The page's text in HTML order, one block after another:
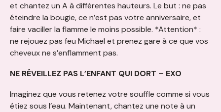
et chantez un A à différentes hauteurs. Le but : ne pas
éteindre la bougie, ce n’est pas votre anniversaire, et
faire vaciller la flamme le moins possible. *Attention* :
ne rejouez pas feu Michael et prenez gare à ce que vos
cheveux ne s’enflamment pas.
NE RÉVEILLEZ PAS L’ENFANT QUI DORT – EXO
Imaginez que vous retenez votre souffle comme si vous
étiez sous l’eau. Maintenant, chantez une note à un